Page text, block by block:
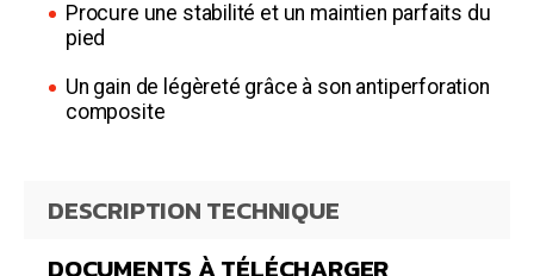
Procure une stabilité et un maintien parfaits du
pied
Un gain de légèreté grâce à son antiperforation
composite
DESCRIPTION TECHNIQUE